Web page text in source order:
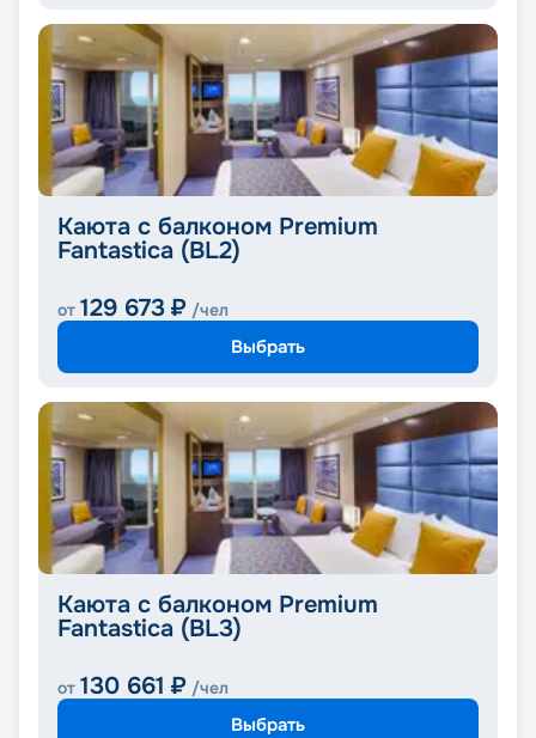
Каюта с балконом Premium
Fantastica (BL2)
от 129 673 ₽ /чел
Выбрать
Каюта с балконом Premium
Fantastica (BL3)
от 130 661 ₽ /чел
Выбрать